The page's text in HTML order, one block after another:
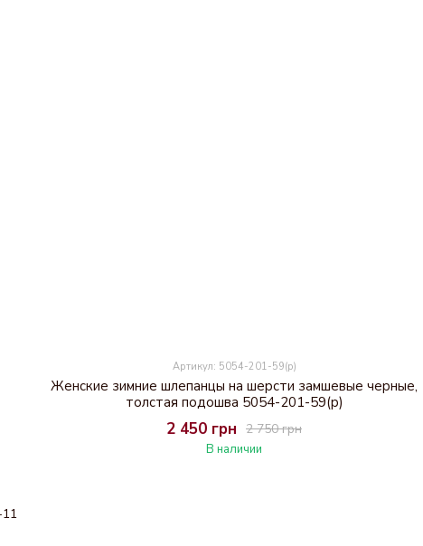
Артикул: 5054-201-59(р)
Женские зимние шлепанцы на шерсти замшевые черные,
толстая подошва 5054-201-59(р)
2 750 грн
2 450 грн
В наличии